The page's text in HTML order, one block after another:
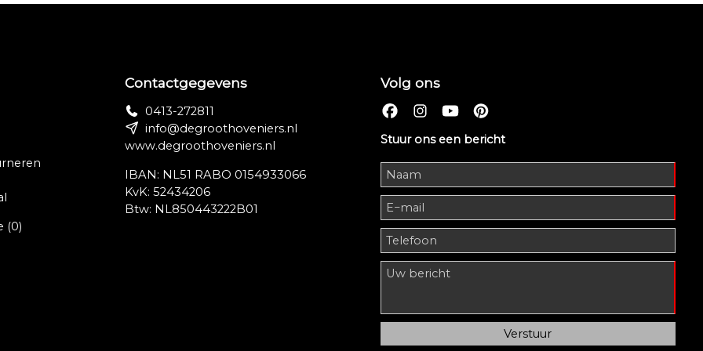
(0)
Contactgegevens
0413-272811
info@degroothoveniers.nl
www.degroothoveniers.nl
IBAN: NL51 RABO 0154933066
KvK: 52434206
Btw: NL850443222B01
Volg ons
Stuur ons een bericht